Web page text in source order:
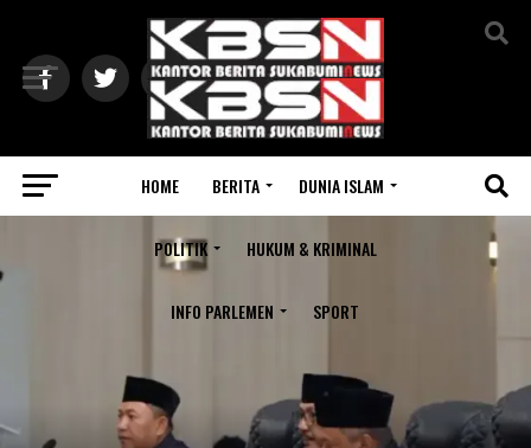
HOME BERITA DUNIA ISLAM
POLITIK HUKUM & KRIMINAL
INFO PARLEMEN SPORT
Exit mobile version